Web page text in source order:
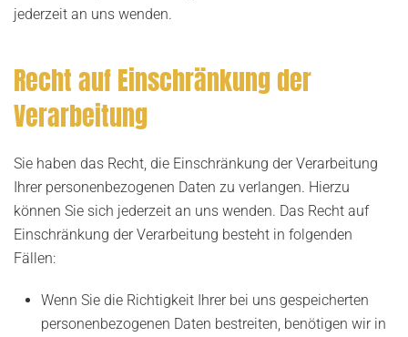
jederzeit an uns wenden.
Recht auf Einschränkung der
Verarbeitung
Sie haben das Recht, die Einschränkung der Verarbeitung
Ihrer personenbezogenen Daten zu verlangen. Hierzu
können Sie sich jederzeit an uns wenden. Das Recht auf
Einschränkung der Verarbeitung besteht in folgenden
Fällen:
Wenn Sie die Richtigkeit Ihrer bei uns gespeicherten
personenbezogenen Daten bestreiten, benötigen wir in